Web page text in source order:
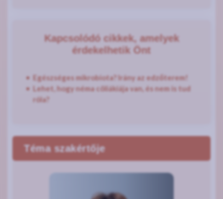
Kapcsolódó cikkek, amelyek
érdekelhetik Önt
Egészséges mikrobiota? Irány az edzőterem!
Lehet, hogy néma cöliákiája van, és nem is tud
róla?
Téma szakértője